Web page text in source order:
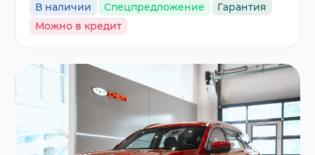
В наличии Спецпредложение
Гарантия
Можно в кредит